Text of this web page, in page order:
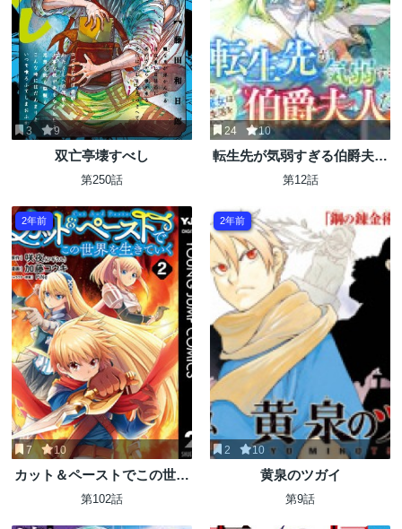
3 9
双亡亭壊すべし
第250話
24 10
転生先が気弱すぎる伯爵夫人
だった～前世最強魔女は快適
第12話
2年前
7 10
カット＆ペーストでこの世界
を生きていく
第102話
2年前
2 10
黄泉のツガイ
第9話